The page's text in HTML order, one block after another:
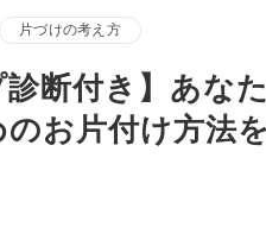
片づけの考え方
診断付き】あな
のお片付け方法